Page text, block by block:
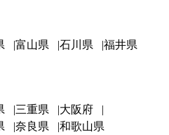
富山県 石川県 福井県
三重県
大阪府
奈良県 和歌山県